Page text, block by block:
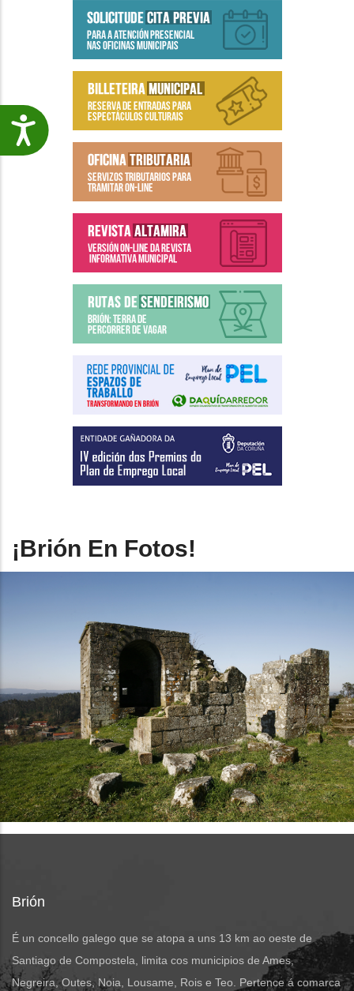
Accesibilidade
¡Brión En Fotos!
Brión
É un concello galego que se atopa a uns 13 km ao oeste de
Santiago de Compostela, limita cos municipios de Ames,
Negreira, Outes, Noia, Lousame, Rois e Teo. Pertence á comarca